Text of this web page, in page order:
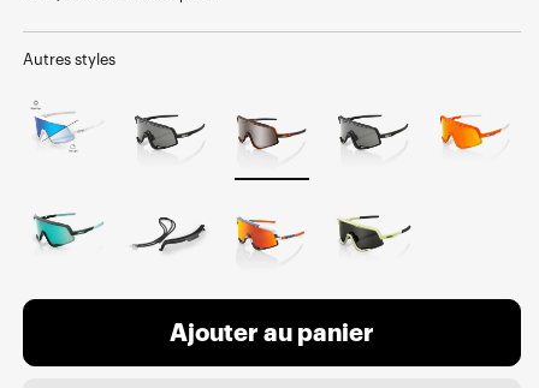
une
fenêtre
modale
Autres styles
Ajouter au panier